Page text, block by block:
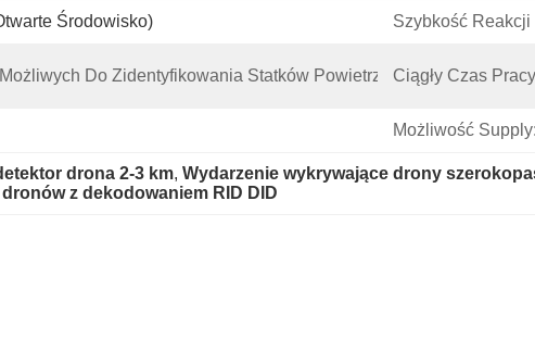
Środowisko) Szybkość Reakcji
Do Zidentyfikowania Statków Powietrznych:
≥10
Jednostek
Ciągły Czas
Możliwość Supply:
drona 2-3 km, Wydarzenie wykrywające drony
z dekodowaniem RID DID